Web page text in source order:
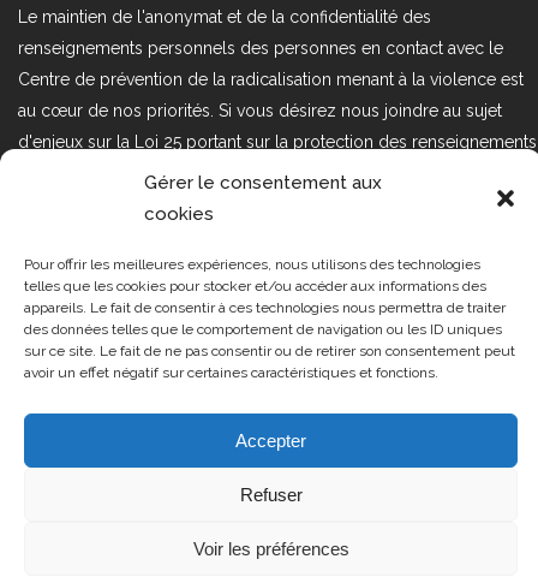
Gérer le consentement aux
cookies
Pour offrir les meilleures expériences, nous utilisons des technologies
telles que les cookies pour stocker et/ou accéder aux informations des
appareils. Le fait de consentir à ces technologies nous permettra de traiter
des données telles que le comportement de navigation ou les ID uniques
sur ce site. Le fait de ne pas consentir ou de retirer son consentement peut
avoir un effet négatif sur certaines caractéristiques et fonctions.
Accepter
Refuser
Voir les préférences
Le maintien de l'anonymat et de la confidentialité des
renseignements personnels des personnes en contact avec le
Centre de prévention de la radicalisation menant à la violence est
au cœur de nos priorités. Si vous désirez nous joindre au sujet
d'enjeux sur la Loi 25 portant sur la protection des renseignements
personnels dans le secteur privé, veuillez communiquer avec
nous à l'adresse courriel suivant : loi25@cprmv.org Pour en savoir
Tous droits réservés @2019 CPRMV
| Centre de prévention de la
radicalisation menant à la violence
(CPRMV)